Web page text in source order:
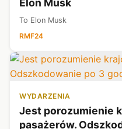
To Elon Musk
RMF24
WYDARZENIA
Jest porozumienie
pasażerów.